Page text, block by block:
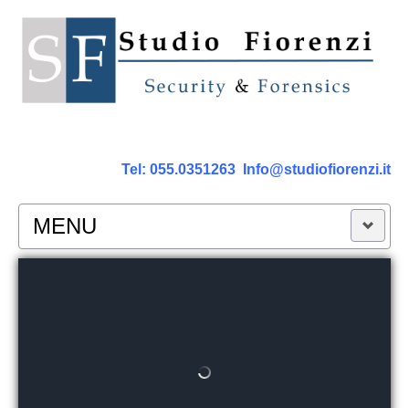
Tel: 055.0351263 Info@studiofiorenzi.it
MENU
Perizia Smartphone Tablet,Cell.